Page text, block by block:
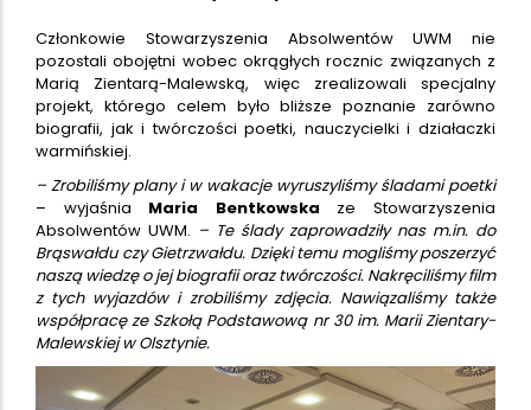
Członkowie Stowarzyszenia Absolwentów UWM nie
pozostali obojętni wobec okrągłych rocznic związanych z
Marią Zientarą-Malewską, więc zrealizowali specjalny
projekt, którego celem było bliższe poznanie zarówno
biografii, jak i twórczości poetki, nauczycielki i działaczki
warmińskiej.
– Zrobiliśmy plany i w wakacje wyruszyliśmy śladami poetki
– wyjaśnia Maria Bentkowska ze Stowarzyszenia
Absolwentów UWM. – Te ślady zaprowadziły nas m.in. do
Brąswałdu czy Gietrzwałdu. Dzięki temu mogliśmy poszerzyć
naszą wiedzę o jej biografii oraz twórczości. Nakręciliśmy film
z tych wyjazdów i zrobiliśmy zdjęcia. Nawiązaliśmy także
współpracę ze Szkołą Podstawową nr 30 im. Marii Zientary-
Malewskiej w Olsztynie.